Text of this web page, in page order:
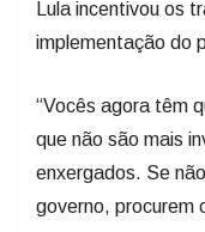
Lula incentivou os
implementação do
“Vocês agora têm
que não são mais
enxergados. Se
governo, procurem